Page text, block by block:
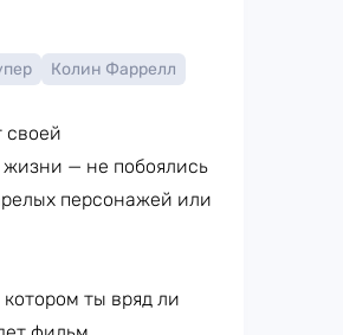
Колин Фаррелл
своей
жизни — не побоялись
персонажей или
ты вряд ли